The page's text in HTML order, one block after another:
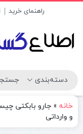
راهنمای خرید
خانه » جارو بابکتی
و وارداتی